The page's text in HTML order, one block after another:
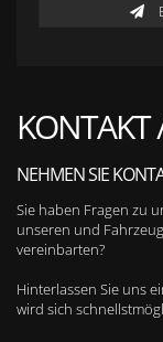
KONTAKT
NEHMEN SIE
Sie haben Fragen zu
unseren und
vereinbarten?
Hinterlassen Sie uns
wird sich